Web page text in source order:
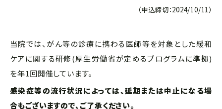
（申込締切：2024/10/11）
当院では、がん等の診療に携わる医師等を対象とした緩和
ケアに関する研修(厚生労働省が定めるプログラムに準拠)
を年1回開催しています。
感染症等の流行状況によっては、延期または中止になる場
合もございますので、ご了承ください。